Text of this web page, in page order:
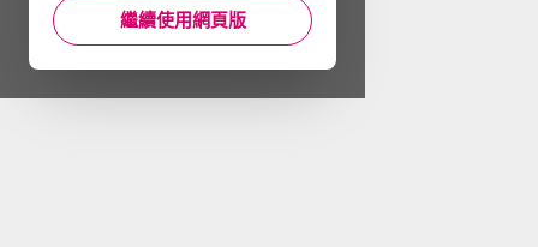
繼續使用網頁版